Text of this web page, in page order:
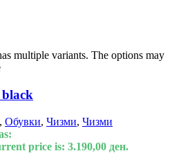
multiple variants. The options may
, Обувки, Чизми, Чизми
price is: 3.190,00 ден.